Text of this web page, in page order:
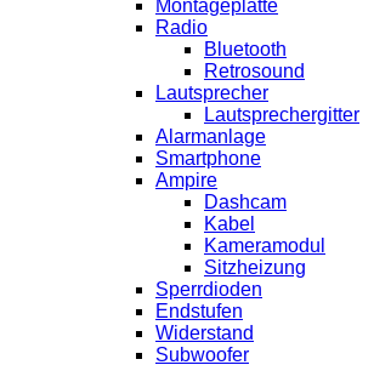
Montageplatte
Radio
Bluetooth
Retrosound
Lautsprecher
Lautsprechergitter
Alarmanlage
Smartphone
Ampire
Dashcam
Kabel
Kameramodul
Sitzheizung
Sperrdioden
Endstufen
Widerstand
Subwoofer